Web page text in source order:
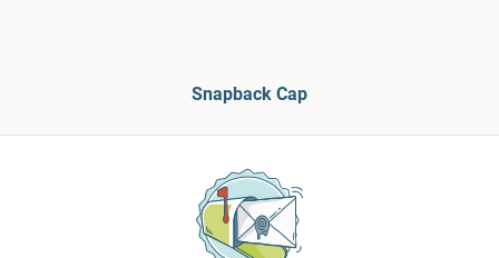
Snapback Cap